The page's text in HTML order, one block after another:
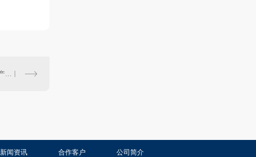
骏泰告诉你如何选择成都吊篮生产厂家？
新闻资讯 合作客户 公司简介